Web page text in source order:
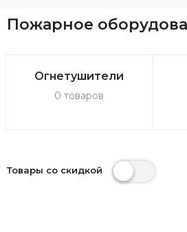
Пожарное
Огнетушители
0 товаров
Товары со скидкой